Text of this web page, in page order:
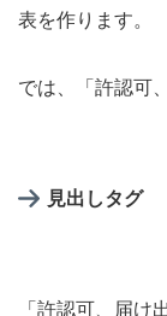
表を作ります。
では、「許認可
見出しタグ
「許認可、届け